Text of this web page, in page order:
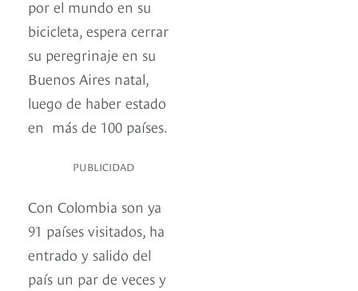
por el mundo en su
bicicleta, espera cerrar
su peregrinaje en su
Buenos Aires natal,
luego de haber estado
en más de 100 países.
PUBLICIDAD
Con Colombia son ya
91 países visitados, ha
entrado y salido del
país un par de veces y